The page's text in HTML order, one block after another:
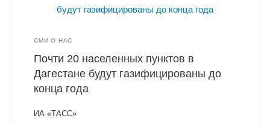
СМИ О НАС
Почти 20 населенных пунктов в
Дагестане будут газифицированы до
конца года
ИА «ТАСС»